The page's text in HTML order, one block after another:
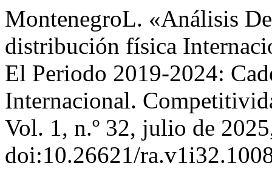
MontenegroL. «Análisis
distribución física
El Periodo 2019-2024:
Internacional.
Vol. 1, n.º 32, julio de
doi:10.26621/